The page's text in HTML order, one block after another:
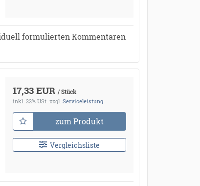
formulierten Kommentaren
17,33 EUR / Stück
inkl. 22% USt. zzgl. Serviceleistung
zum Produkt
Vergleichsliste